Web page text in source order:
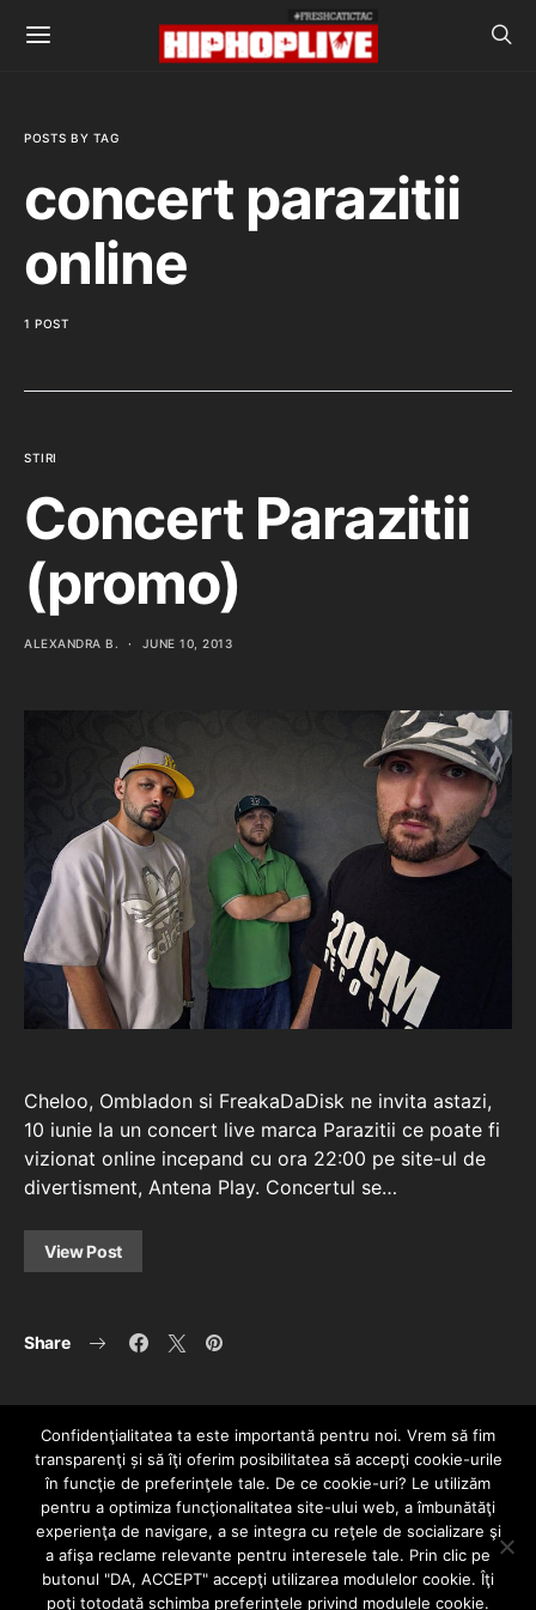
POSTS BY TAG
concert parazitii
online
1 POST
STIRI
Concert Parazitii
(promo)
ALEXANDRA B. JUNE 10, 2013
Cheloo, Ombladon si FreakaDaDisk ne invita astazi,
10 iunie la un concert live marca Parazitii ce poate fi
vizionat online incepand cu ora 22:00 pe site-ul de
divertisment, Antena Play. Concertul se…
View Post
Share
HOME CONTACT POLITICĂ DE CONFIDENȚIALITATE
Since 2005 | Copyright by HIPHOPLIVE
Confidenţialitatea ta este importantă pentru noi. Vrem să fim
transparenţi și să îţi oferim posibilitatea să accepţi cookie-urile
în funcţie de preferinţele tale. De ce cookie-uri? Le utilizăm
pentru a optimiza funcţionalitatea site-ului web, a îmbunătăţi
experienţa de navigare, a se integra cu reţele de socializare şi
a afişa reclame relevante pentru interesele tale. Prin clic pe
butonul "DA, ACCEPT" accepţi utilizarea modulelor cookie. Îţi
poţi totodată schimba preferinţele privind modulele cookie.